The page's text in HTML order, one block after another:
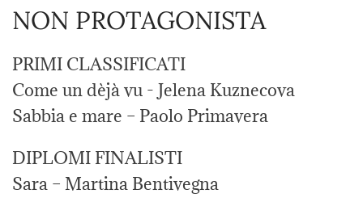
NON PROTAGONISTA
PRIMI CLASSIFICATI
Come un dèjà vu - Jelena Kuznecova
Sabbia e mare – Paolo Primavera
DIPLOMI FINALISTI
Sara – Martina Bentivegna